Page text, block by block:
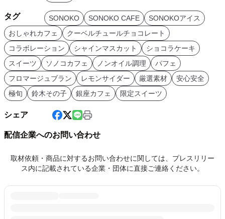
タグ SONOKO SONOKO CAFE
SONOKOアイス
おしゃれカフェ
クーベルチュールチョコレート
コラボレーション
シャインマスカット
ショコラケーキ
スイーツ
ソノコカフェ ノンオイル調理
パフェ
フロマージュブラン
レモンサイダー 厳選素材
安心安全
極旬
鈴木その子 銀座カフェ 限定スイーツ
シェア
配信企業へのお問い合わせ
取材依頼・商品に対するお問い合わせに関しては、プレスリリー
ス内に記載されている企業・団体に直接ご連絡ください。